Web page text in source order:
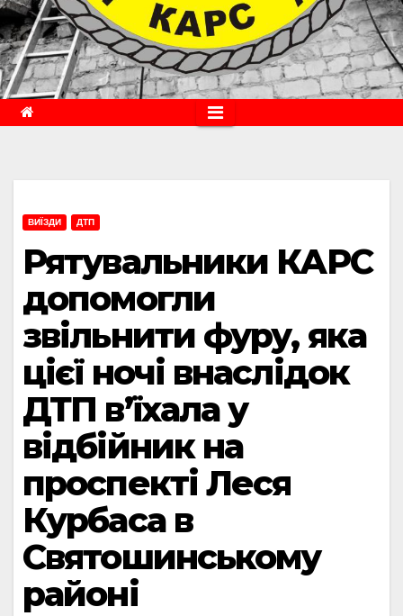
ВИЇЗДИ ДТП
Рятувальники КАРС
допомогли
звільнити фуру, яка
цієї ночі внаслідок
ДТП в’їхала у
відбійник на
проспекті Леся
Курбаса в
Святошинському
районі